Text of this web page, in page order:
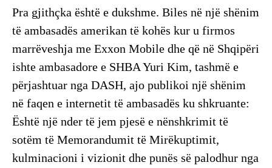
Pra gjithçka është e dukshme. Biles në një shënim
të ambasadës amerikan të kohës kur u firmos
marrëveshja me Exxon Mobile dhe që në Shqipëri
ishte ambasadore e SHBA Yuri Kim, tashmë e
përjashtuar nga DASH, ajo publikoi një shënim
në faqen e internetit të ambasadës ku shkruante:
Është një nder të jem pjesë e nënshkrimit të
sotëm të Memorandumit të Mirëkuptimit,
kulminacioni i vizionit dhe punës së palodhur nga